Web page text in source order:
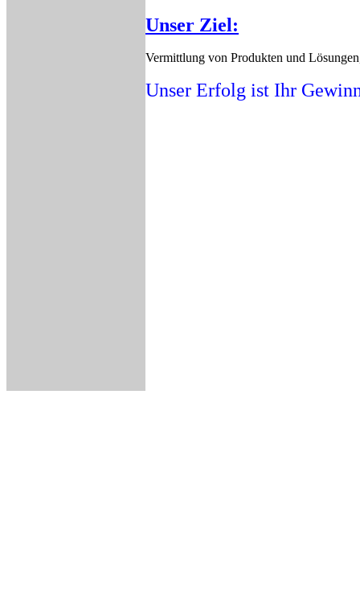
Unser Ziel:
Vermittlung von Produkten und
Unser Erfolg ist Ihr